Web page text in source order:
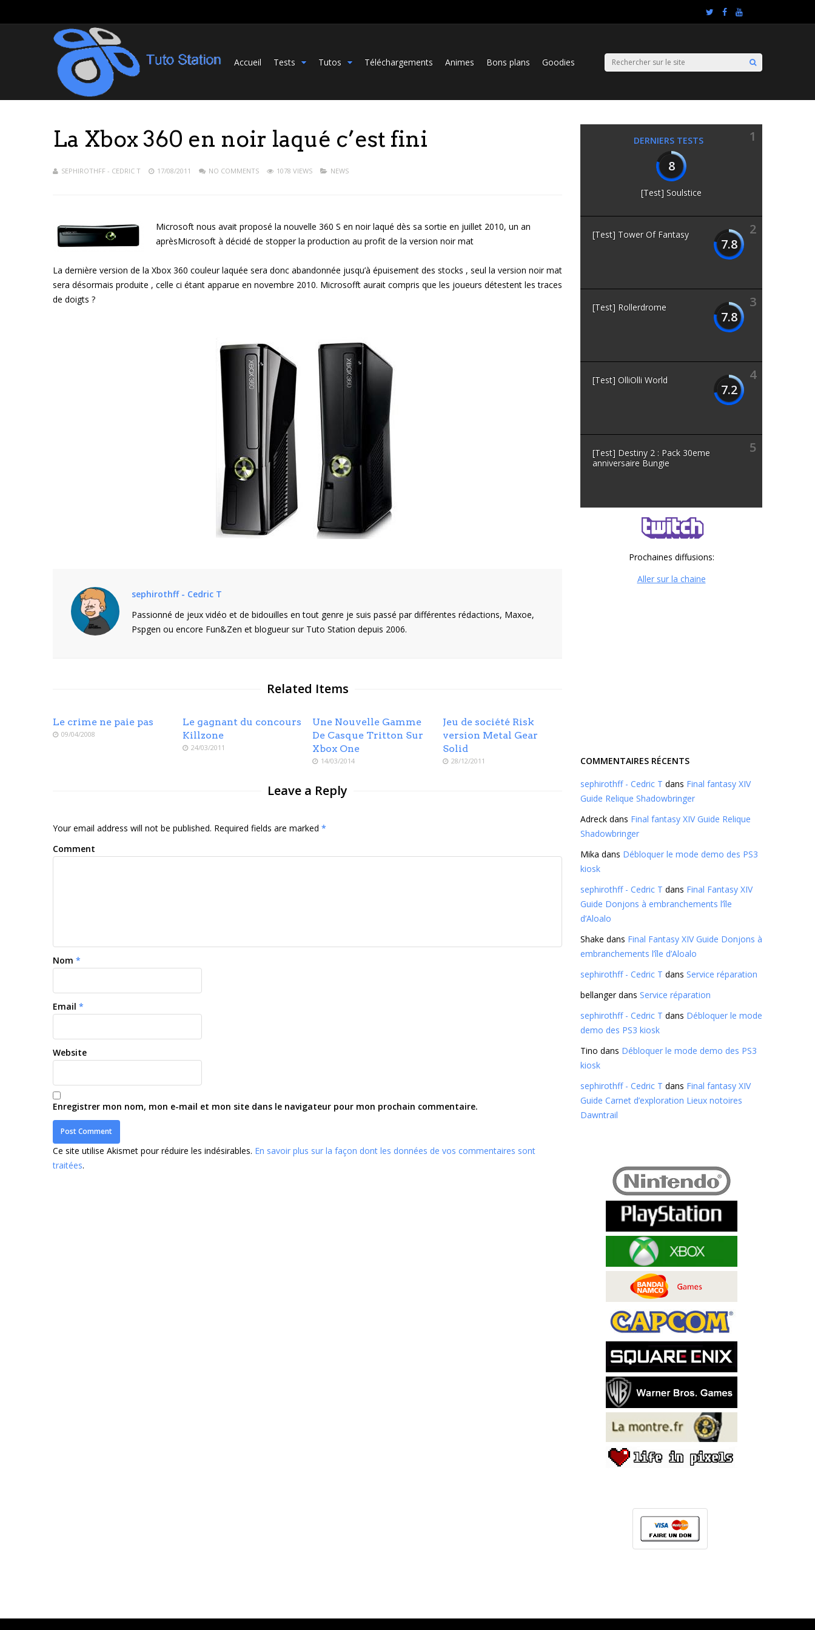
Accueil Tests Tutos Téléchargements Animes Bons plans Goodies
La Xbox 360 en noir laqué c’est fini
SEPHIROTHFF - CEDRIC T 17/08/2011 NO COMMENTS 1078 VIEWS NEWS
Microsoft nous avait proposé la nouvelle 360 S en noir laqué dès sa sortie en juillet 2010, un an
aprèsMicrosoft à décidé de stopper la production au profit de la version noir mat
La dernière version de la Xbox 360 couleur laquée sera donc abandonnée jusqu’à épuisement des stocks , seul la version noir mat
sera désormais produite , celle ci étant apparue en novembre 2010. Microsofft aurait compris que les joueurs détestent les traces
de doigts ?
sephirothff - Cedric T
Passionné de jeux vidéo et de bidouilles en tout genre je suis passé par différentes rédactions, Maxoe,
Pspgen ou encore Fun&Zen et blogueur sur Tuto Station depuis 2006.
Related Items
Le crime ne paie pas
09/04/2008
Le gagnant du concours
Killzone
24/03/2011
Une Nouvelle Gamme
De Casque Tritton Sur
Xbox One
14/03/2014
Jeu de société Risk
version Metal Gear
Solid
28/12/2011
Leave a Reply
Your email address will not be published. Required fields are marked *
Comment
Nom *
Email *
Website
Enregistrer mon nom, mon e-mail et mon site dans le navigateur pour mon prochain commentaire.
Ce site utilise Akismet pour réduire les indésirables. En savoir plus sur la façon dont les données de vos commentaires sont
traitées.
DERNIERS TESTS
1
8
[Test] Soulstice
2
7.8
[Test] Tower Of Fantasy
3
7.8
[Test] Rollerdrome
4
7.2
[Test] OlliOlli World
5
[Test] Destiny 2 : Pack 30eme
anniversaire Bungie
Prochaines diffusions:
Aller sur la chaine
COMMENTAIRES RÉCENTS
sephirothff - Cedric T dans Final fantasy XIV
Guide Relique Shadowbringer
Adreck dans Final fantasy XIV Guide Relique
Shadowbringer
Mika dans Débloquer le mode demo des PS3
kiosk
sephirothff - Cedric T dans Final Fantasy XIV
Guide Donjons à embranchements l’île
d’Aloalo
Shake dans Final Fantasy XIV Guide Donjons à
embranchements l’île d’Aloalo
sephirothff - Cedric T dans Service réparation
bellangerdans Service réparation
sephirothff - Cedric T dans Débloquer le mode
demo des PS3 kiosk
Tino dans Débloquer le mode demo des PS3
kiosk
sephirothff - Cedric T dans Final fantasy XIV
Guide Carnet d’exploration Lieux notoires
Dawntrail